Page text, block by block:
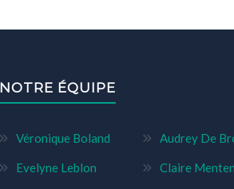
NOTRE ÉQUIPE
Véronique Boland Audrey De
Evelyne Leblon Claire Menten